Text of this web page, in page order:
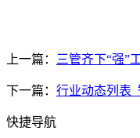
上一篇： 三管齐下“强”
下一篇： 行业动态列表
快捷导航